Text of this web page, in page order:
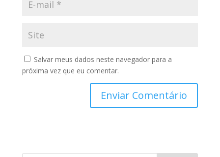
Salvar meus dados neste navegador para a
próxima vez que eu comentar.